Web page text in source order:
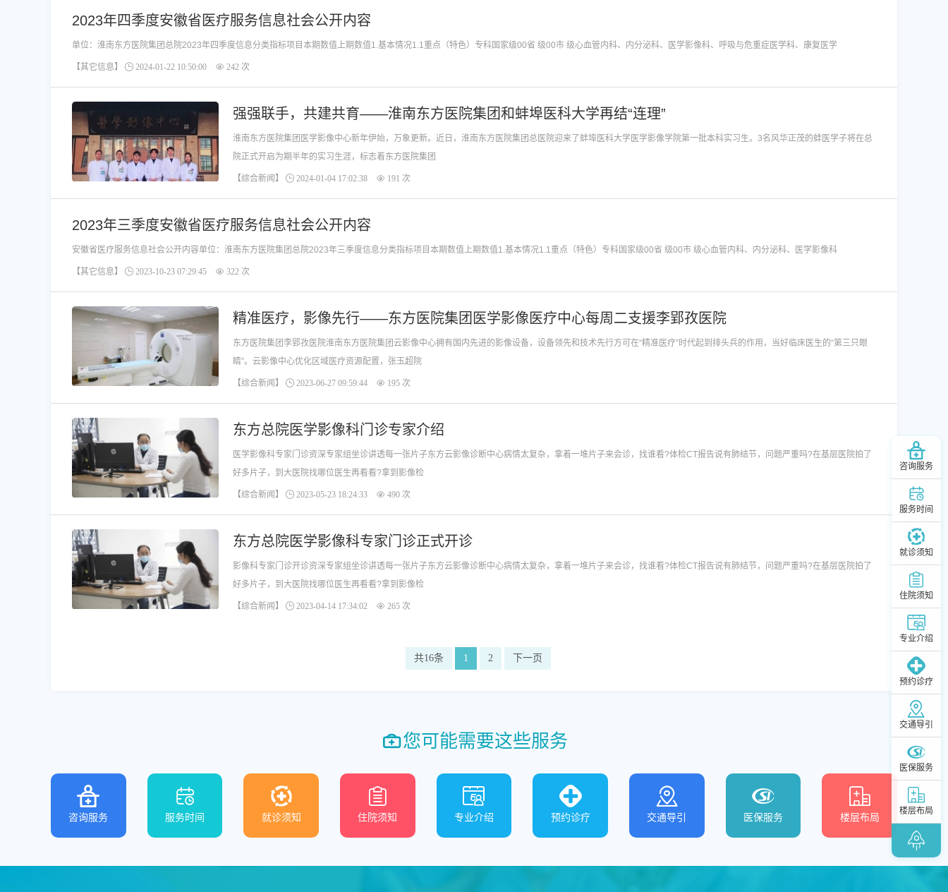
2023年四季度安徽省医疗服务信息社会公开内容
单位：淮南东方医院集团总院2023年四季度信息分类指标项目本期数值上期数值1.基本情况1.1重点（特色）专科国家级00省 级00市 级心血管内科、内分泌科、医学影像科、呼吸与危重症医学科、康复医学
【其它信息】 2024-01-22 10:50:00 242 次
强强联手，共建共育——淮南东方医院集团和蚌埠医科大学再结“连理”
淮南东方医院集团医学影像中心新年伊始，万象更新。近日，淮南东方医院集团总医院迎来了蚌埠医科大学医学影像学院第一批本科实习生。3名风华正茂的蚌医学子将在总
院正式开启为期半年的实习生涯，标志着东方医院集团
【综合新闻】 2024-01-04 17:02:38 191 次
2023年三季度安徽省医疗服务信息社会公开内容
安徽省医疗服务信息社会公开内容单位：淮南东方医院集团总院2023年三季度信息分类指标项目本期数值上期数值1.基本情况1.1重点（特色）专科国家级00省 级00市 级心血管内科、内分泌科、医学影像科
【其它信息】 2023-10-23 07:29:45 322 次
精准医疗，影像先行——东方医院集团医学影像医疗中心每周二支援李郢孜医院
东方医院集团李郢孜医院淮南东方医院集团云影像中心拥有国内先进的影像设备，设备领先和技术先行方可在“精准医疗”时代起到排头兵的作用，当好临床医生的“第三只眼
睛”。云影像中心优化区域医疗资源配置，张玉超院
【综合新闻】 2023-06-27 09:59:44 195 次
东方总院医学影像科门诊专家介绍
医学影像科专家门诊资深专家组坐诊讲透每一张片子东方云影像诊断中心病情太复杂，拿着一堆片子来会诊，找谁看?体检CT报告说有肺结节，问题严重吗?在基层医院拍了
好多片子，到大医院找哪位医生再看看?拿到影像检
【综合新闻】 2023-05-23 18:24:33 490 次
东方总院医学影像科专家门诊正式开诊
影像科专家门诊开诊资深专家组坐诊讲透每一张片子东方云影像诊断中心病情太复杂，拿着一堆片子来会诊，找谁看?体检CT报告说有肺结节，问题严重吗?在基层医院拍了
好多片子，到大医院找哪位医生再看看?拿到影像检
【综合新闻】 2023-04-14 17:34:02 265 次
共16条 1 2 下一页
您可能需要这些服务
咨询服务 服务时间 就诊须知 住院须知 专业介绍 预约诊疗 交通导引 医保服务 楼层布局
咨询服务
服务时间
就诊须知
住院须知
专业介绍
预约诊疗
交通导引
医保服务
楼层布局